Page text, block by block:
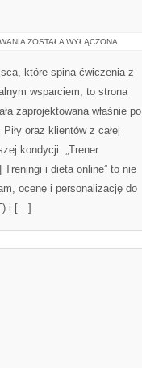
ZDROWIE
ŻYCIA
ZOSTAŁA WYŁĄCZONA
które spina ćwiczenia z
wsparciem, to strona
zaprojektowana właśnie po
oraz klientów z całej
kondycji. „Trener
Treningi i dieta online” to nie
ocenę i personalizację do
i […]